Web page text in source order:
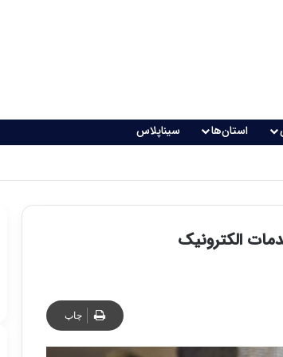
استان‌ها سیناپلاس
چگونه کار می کنند؟
الکترونیک
چاپ